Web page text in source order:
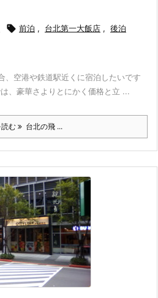
 前泊 , 台北第一大飯店 , 後泊
、空港や鉄道駅近くに宿泊したいです
、豪華さよりとにかく価格と立 ...
む 台北の飛 ...